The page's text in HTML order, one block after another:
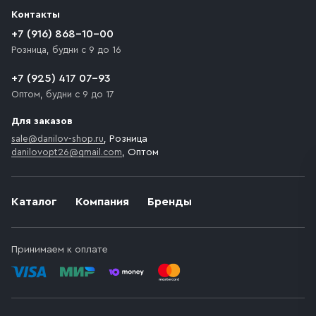
движения. Если на территории места назначения
доставки предусмотрен платный въезд, то Покупателю
необходимо компенсировать стоимость въезда
Каталог Компания Бренды
Принимаем к оплате
Контакты
+7 (916) 868-10-00
Розница, будни с 9 до 16
+7 (925) 417 07-93
Оптом, будни с 9 до 17
Для заказов
sale@danilov-shop.ru, Розница
danilovopt26@gmail.com, Оптом